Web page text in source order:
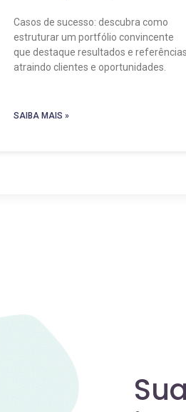
Casos de sucesso: descubra como
estruturar um portfólio convincente
que destaque resultados e
atraindo clientes e oportunidades.
SAIBA MAIS »